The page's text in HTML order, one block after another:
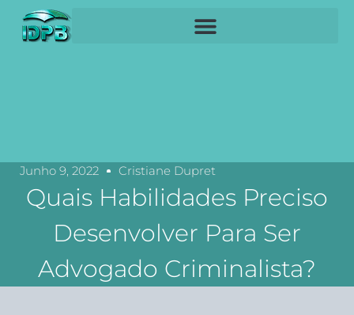
Junho 9, 2022 Cristiane Dupret
Quais Habilidades Preciso
Desenvolver Para Ser
Advogado Criminalista?